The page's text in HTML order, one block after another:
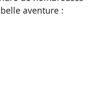
aventure :